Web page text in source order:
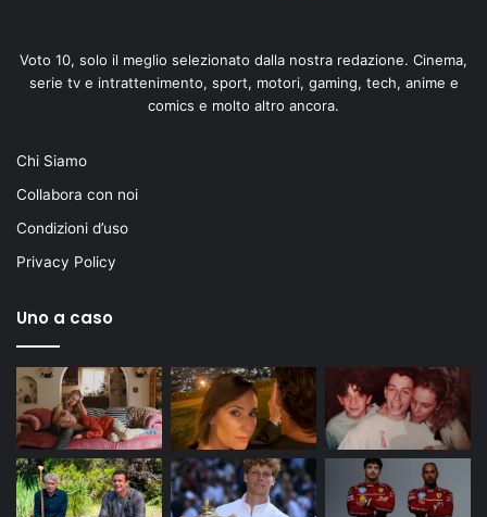
Voto 10, solo il meglio selezionato dalla nostra redazione. Cinema,
serie tv e intrattenimento, sport, motori, gaming, tech, anime e
comics e molto altro ancora.
Chi Siamo
Collabora con noi
Condizioni d’uso
Privacy Policy
Uno a caso